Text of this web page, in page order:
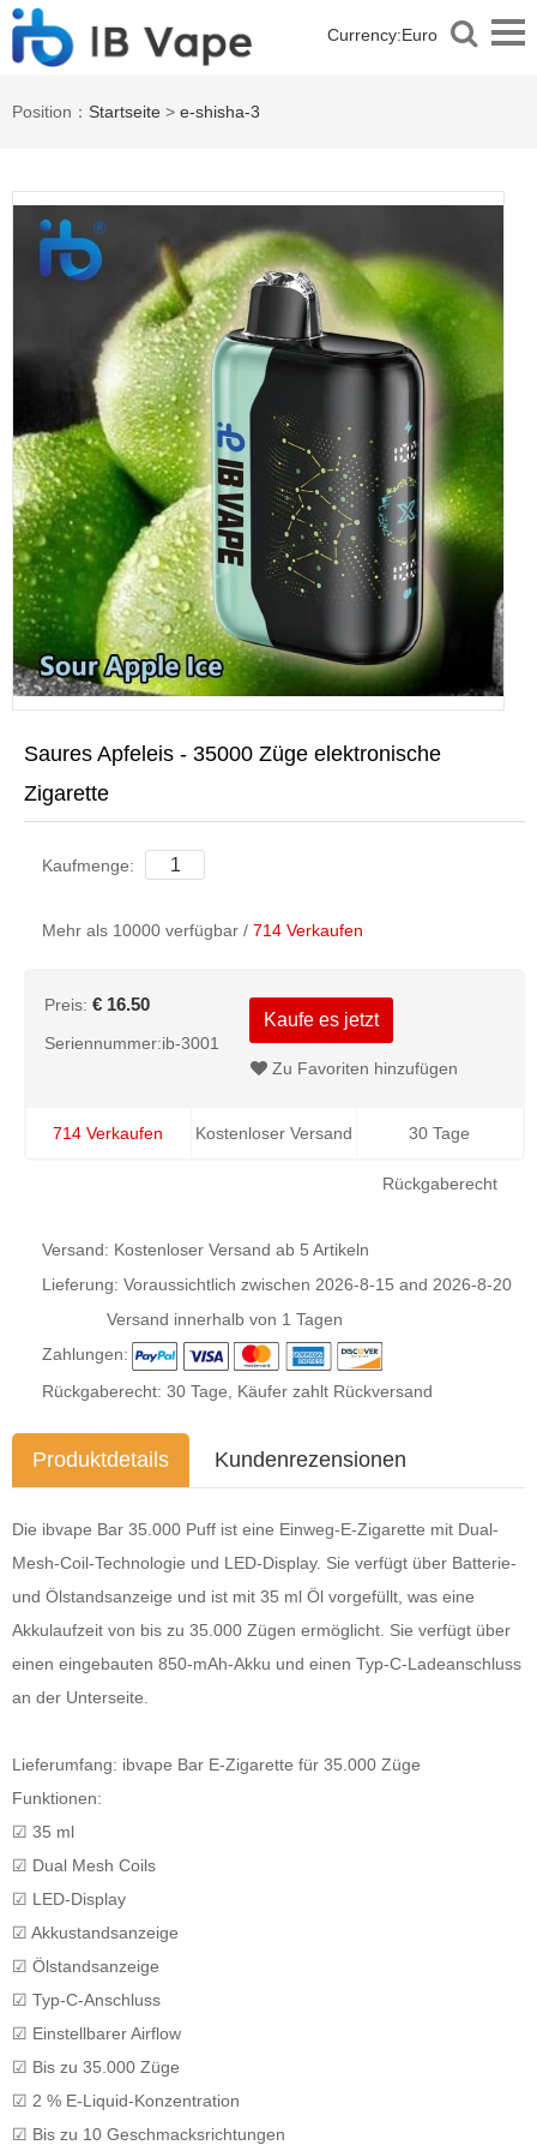
Currency:Euro
Position： Startseite > e-shisha-3
Saures Apfeleis - 35000 Züge elektronische
Zigarette
Kaufmenge:
Mehr als 10000 verfügbar / 714 Verkaufen
Preis: € 16.50
Seriennummer:ib-3001
Kaufe es jetzt
Zu Favoriten hinzufügen
714 Verkaufen Kostenloser Versand 30 Tage
Rückgaberecht
Versand: Kostenloser Versand ab 5 Artikeln
Lieferung: Voraussichtlich zwischen 2026-8-15 and 2026-8-20
Versand innerhalb von 1 Tagen
Zahlungen:
Rückgaberecht: 30 Tage, Käufer zahlt Rückversand
Produktdetails Kundenrezensionen
Die ibvape Bar 35.000 Puff ist eine Einweg-E-Zigarette mit Dual-
Mesh-Coil-Technologie und LED-Display. Sie verfügt über Batterie-
und Ölstandsanzeige und ist mit 35 ml Öl vorgefüllt, was eine
Akkulaufzeit von bis zu 35.000 Zügen ermöglicht. Sie verfügt über
einen eingebauten 850-mAh-Akku und einen Typ-C-Ladeanschluss
an der Unterseite.
Lieferumfang: ibvape Bar E-Zigarette für 35.000 Züge
Funktionen:
☑ 35 ml
☑ Dual Mesh Coils
☑ LED-Display
☑ Akkustandsanzeige
☑ Ölstandsanzeige
☑ Typ-C-Anschluss
☑ Einstellbarer Airflow
☑ Bis zu 35.000 Züge
☑ 2 % E-Liquid-Konzentration
☑ Bis zu 10 Geschmacksrichtungen